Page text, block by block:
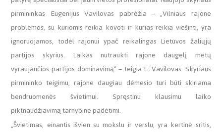
pirmininkas Eugenijus Vavilovas pabrėžia – „Vilniaus rajone
problemos, su kuriomis reikia kovoti ir kurias reikia viešinti, yra
ignoruojamos, todėl rajonui ypač reikalingas Lietuvos žaliųjų
partijos skyrius. Laikas nutraukti rajone daugelį metų
vyraujančios partijos dominavimą“ – teigia E. Vavilovas. Skyriaus
pirmininko teigimu, rajone daugiau dėmesio turi būti skiriama
bendruomenės švietimui. Spręstinu klausimu laiko
piktnaudžiavimą tarnybine padėtimi.
„Švietimas, einantis išvien su mokslu ir verslu, yra kertinė sritis,